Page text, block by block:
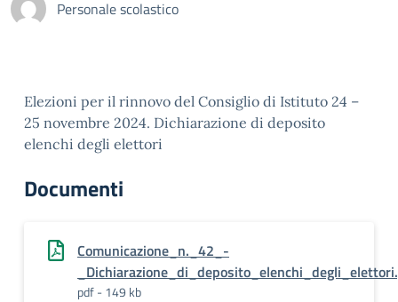
Personale scolastico
Elezioni per il rinnovo del Consiglio di Istituto 24 –
25 novembre 2024. Dichiarazione di deposito
elenchi degli elettori
Documenti
Comunicazione_n._42_-
pdf - 149 kb